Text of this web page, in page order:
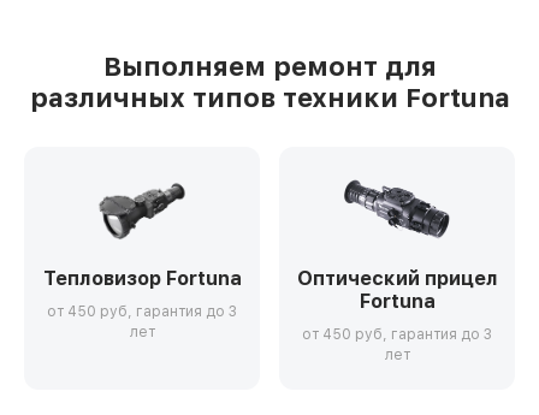
Выполняем ремонт для
различных типов техники Fortuna
Тепловизор Fortuna
от 450 руб, гарантия до 3
лет
Оптический прицел
Fortuna
от 450 руб, гарантия до 3
лет